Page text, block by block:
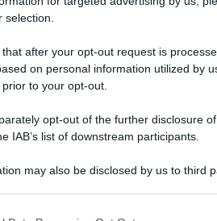
selection.
after your opt-out request is
on personal information utilized by
to your opt-out.
opt-out of the further disclosure
IAB’s list of downstream participants.
may also be disclosed by us to third